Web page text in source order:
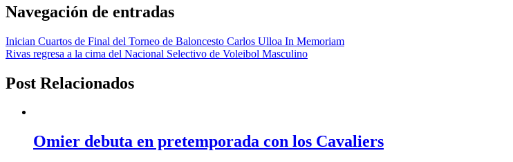
Navegación de entradas
Inician Cuartos de Final del Torneo de Baloncesto Carlos Ulloa In Memoriam
Rivas regresa a la cima del Nacional Selectivo de Voleibol Masculino
Post Relacionados
Omier debuta en pretemporada con los Cavaliers